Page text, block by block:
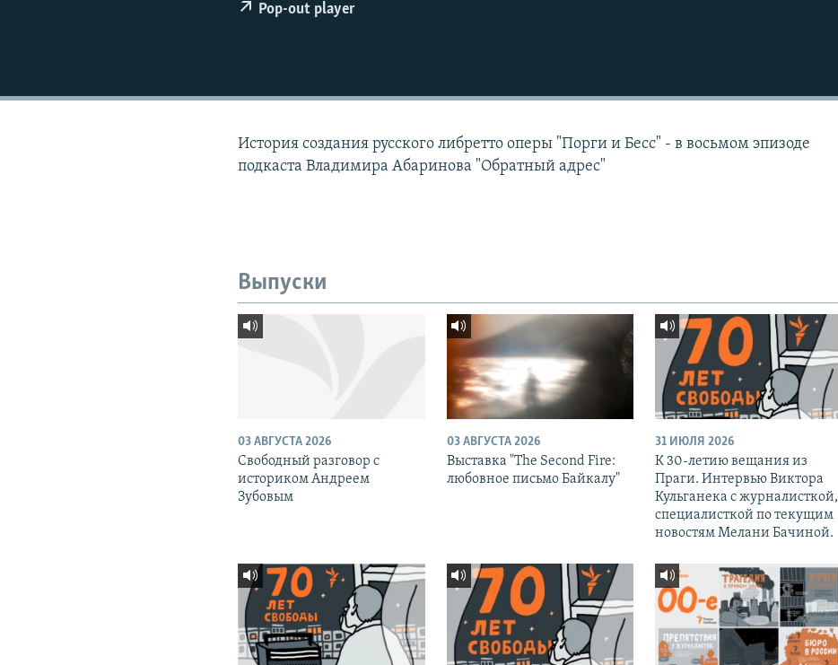
Pop-out player
История создания русского либретто оперы "Порги и Бесс" - в восьмом эпизоде
подкаста Владимира Абаринова "Обратный адрес"
Выпуски
03 АВГУСТА 2026
Свободный разговор с
историком Андреем
Зубовым
03 АВГУСТА 2026
Выставка "The Second Fire:
любовное письмо Байкалу"
31 ИЮЛЯ 2026
К 30-летию вещания из
Праги. Интервью Виктора
Кульганека с журналисткой,
специалисткой по текущим
новостям Мелани Бачиной.